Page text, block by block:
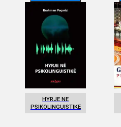
HYRJE NE
PSIKOLINGUISTIKE